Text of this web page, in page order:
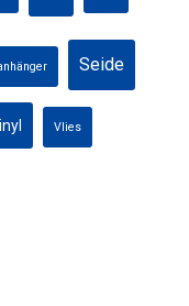
Seide
Vlies